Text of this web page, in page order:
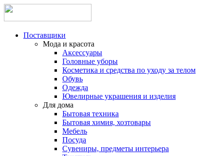
Поставщики
Мода и красота
Аксессуары
Головные уборы
Косметика и средства по уходу за телом
Обувь
Одежда
Ювелирные украшения и изделия
Для дома
Бытовая техника
Бытовая химия, хозтовары
Мебель
Посуда
Сувениры, предметы интерьера